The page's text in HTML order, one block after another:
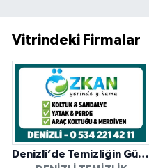
Vitrindeki Firmalar
Denizli’de Temizliğin Güvenilir Adresi: Özkan Yerinde Yıkama